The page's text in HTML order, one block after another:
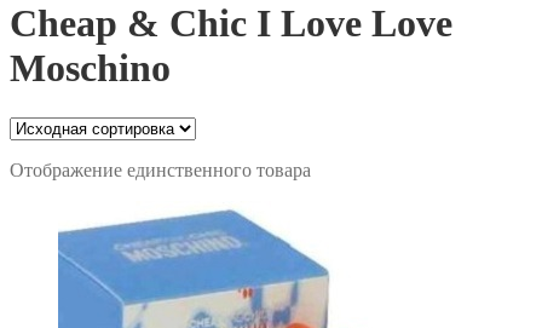
Cheap & Chic I Love Love
Moschino
Отображение единственного товара